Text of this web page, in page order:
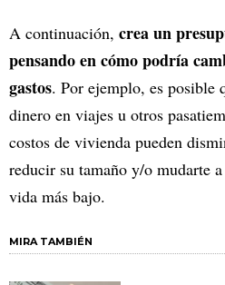
A continuación, crea un
pensando en cómo podría
gastos. Por ejemplo, es posible
dinero en viajes u otros
costos de vivienda pueden
reducir su tamaño y/o mudarte
vida más bajo.
MIRA TAMBIÉN